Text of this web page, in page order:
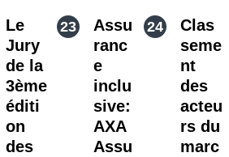
Le
Jury
de la
3ème
éditi
on
des
Assu
ranc
e
inclu
sive:
AXA
Assu
Clas
seme
nt
des
acteu
rs du
marc